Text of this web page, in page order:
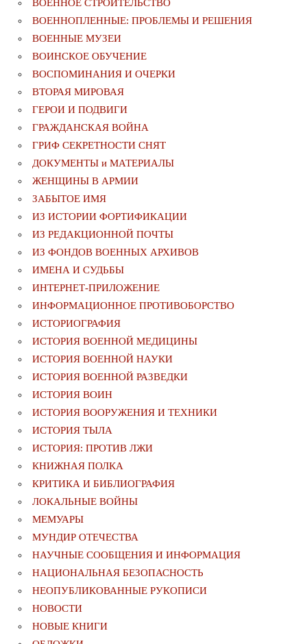
ВОЕННОЕ СТРОИТЕЛЬСТВО
ВОЕННОПЛЕННЫЕ: ПРОБЛЕМЫ И РЕШЕНИЯ
ВОЕННЫЕ МУЗЕИ
ВОИНСКОЕ ОБУЧЕНИЕ
ВОСПОМИНАНИЯ И ОЧЕРКИ
ВТОРАЯ МИРОВАЯ
ГЕРОИ И ПОДВИГИ
ГРАЖДАНСКАЯ ВОЙНА
ГРИФ СЕКРЕТНОСТИ СНЯТ
ДОКУМЕНТЫ и МАТЕРИАЛЫ
ЖЕНЩИНЫ В АРМИИ
ЗАБЫТОЕ ИМЯ
ИЗ ИСТОРИИ ФОРТИФИКАЦИИ
ИЗ РЕДАКЦИОННОЙ ПОЧТЫ
ИЗ ФОНДОВ ВОЕННЫХ АРХИВОВ
ИМЕНА И СУДЬБЫ
ИНТЕРНЕТ-ПРИЛОЖЕНИЕ
ИНФОРМАЦИОННОЕ ПРОТИВОБОРСТВО
ИСТОРИОГРАФИЯ
ИСТОРИЯ ВОЕННОЙ МЕДИЦИНЫ
ИСТОРИЯ ВОЕННОЙ НАУКИ
ИСТОРИЯ ВОЕННОЙ РАЗВЕДКИ
ИСТОРИЯ ВОИН
ИСТОРИЯ ВООРУЖЕНИЯ И ТЕХНИКИ
ИСТОРИЯ ТЫЛА
ИСТОРИЯ: ПРОТИВ ЛЖИ
КНИЖНАЯ ПОЛКА
КРИТИКА И БИБЛИОГРАФИЯ
ЛОКАЛЬНЫЕ ВОЙНЫ
МЕМУАРЫ
МУНДИР ОТЕЧЕСТВА
НАУЧНЫЕ СООБЩЕНИЯ И ИНФОРМАЦИЯ
НАЦИОНАЛЬНАЯ БЕЗОПАСНОСТЬ
НЕОПУБЛИКОВАННЫЕ РУКОПИСИ
НОВОСТИ
НОВЫЕ КНИГИ